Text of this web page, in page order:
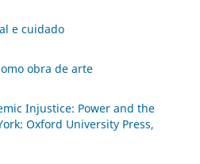
e cuidado
obra de arte
Injustice: Power and the
Oxford University Press,